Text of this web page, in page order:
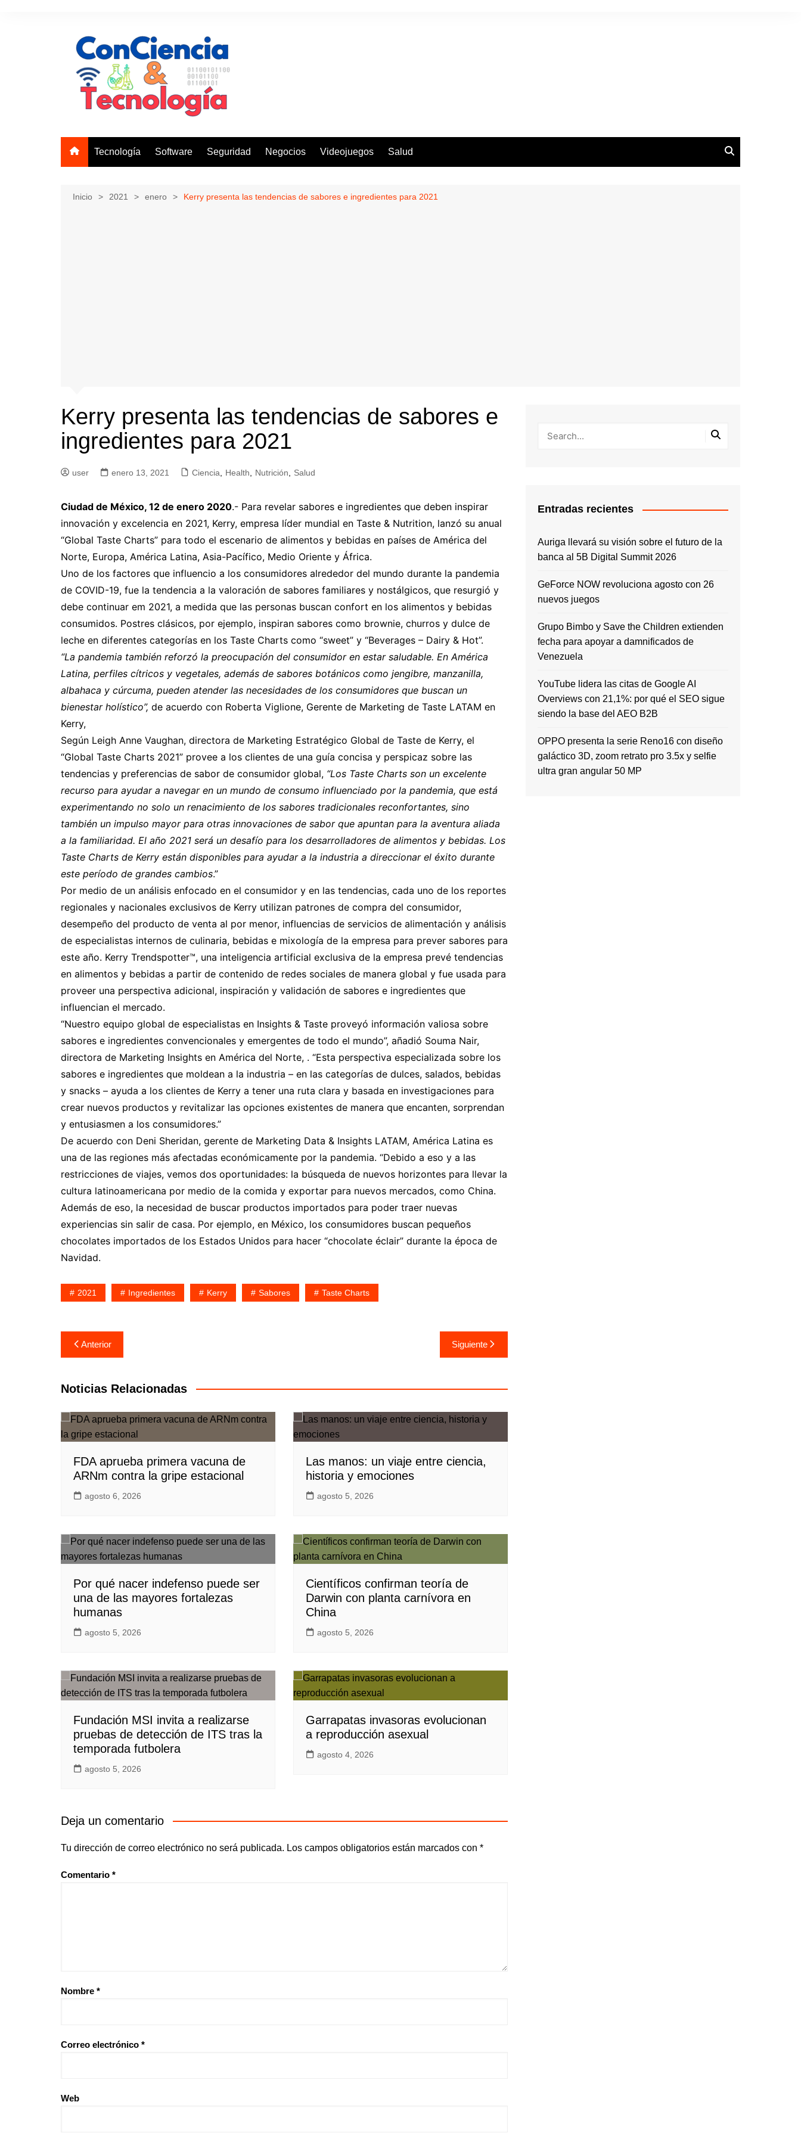
Tecnología Software Seguridad Negocios Videojuegos Salud
Inicio 2021 enero Kerry presenta las tendencias de sabores e ingredientes para 2021
Kerry presenta las tendencias de sabores e
ingredientes para 2021
user enero 13, 2021 Ciencia Health Nutrición Salud
Ciudad de México, 12 de enero 2020.- Para revelar sabores e ingredientes que deben inspirar
innovación y excelencia en 2021, Kerry, empresa líder mundial en Taste & Nutrition, lanzó su anual
“Global Taste Charts” para todo el escenario de alimentos y bebidas en países de América del
Norte, Europa, América Latina, Asia-Pacífico, Medio Oriente y África.
Uno de los factores que influencio a los consumidores alrededor del mundo durante la pandemia
de COVID-19, fue la tendencia a la valoración de sabores familiares y nostálgicos, que resurgió y
debe continuar em 2021, a medida que las personas buscan confort en los alimentos y bebidas
consumidos. Postres clásicos, por ejemplo, inspiran sabores como brownie, churros y dulce de
leche en diferentes categorías en los Taste Charts como “sweet” y “Beverages – Dairy & Hot”.
“La pandemia también reforzó la preocupación del consumidor en estar saludable. En América
Latina, perfiles cítricos y vegetales, además de sabores botánicos como jengibre, manzanilla,
albahaca y cúrcuma, pueden atender las necesidades de los consumidores que buscan un
bienestar holístico”, de acuerdo con Roberta Viglione, Gerente de Marketing de Taste LATAM en
Kerry,
Según Leigh Anne Vaughan, directora de Marketing Estratégico Global de Taste de Kerry, el
“Global Taste Charts 2021” provee a los clientes de una guía concisa y perspicaz sobre las
tendencias y preferencias de sabor de consumidor global, “Los Taste Charts son un excelente
recurso para ayudar a navegar en un mundo de consumo influenciado por la pandemia, que está
experimentando no solo un renacimiento de los sabores tradicionales reconfortantes, sino
también un impulso mayor para otras innovaciones de sabor que apuntan para la aventura aliada
a la familiaridad. El año 2021 será un desafío para los desarrolladores de alimentos y bebidas. Los
Taste Charts de Kerry están disponibles para ayudar a la industria a direccionar el éxito durante
este período de grandes cambios.”
Por medio de un análisis enfocado en el consumidor y en las tendencias, cada uno de los reportes
regionales y nacionales exclusivos de Kerry utilizan patrones de compra del consumidor,
desempeño del producto de venta al por menor, influencias de servicios de alimentación y análisis
de especialistas internos de culinaria, bebidas e mixología de la empresa para prever sabores para
este año. Kerry Trendspotter™, una inteligencia artificial exclusiva de la empresa prevé tendencias
en alimentos y bebidas a partir de contenido de redes sociales de manera global y fue usada para
proveer una perspectiva adicional, inspiración y validación de sabores e ingredientes que
influencian el mercado.
“Nuestro equipo global de especialistas en Insights & Taste proveyó información valiosa sobre
sabores e ingredientes convencionales y emergentes de todo el mundo”, añadió Souma Nair,
directora de Marketing Insights en América del Norte, . “Esta perspectiva especializada sobre los
sabores e ingredientes que moldean a la industria – en las categorías de dulces, salados, bebidas
y snacks – ayuda a los clientes de Kerry a tener una ruta clara y basada en investigaciones para
crear nuevos productos y revitalizar las opciones existentes de manera que encanten, sorprendan
y entusiasmen a los consumidores.”
De acuerdo con Deni Sheridan, gerente de Marketing Data & Insights LATAM, América Latina es
una de las regiones más afectadas económicamente por la pandemia. “Debido a eso y a las
restricciones de viajes, vemos dos oportunidades: la búsqueda de nuevos horizontes para llevar la
cultura latinoamericana por medio de la comida y exportar para nuevos mercados, como China.
Además de eso, la necesidad de buscar productos importados para poder traer nuevas
experiencias sin salir de casa. Por ejemplo, en México, los consumidores buscan pequeños
chocolates importados de los Estados Unidos para hacer “chocolate éclair” durante la época de
Navidad.
2021 Ingredientes Kerry Sabores Taste Charts
Navegación
de
entradas
Anterior Siguiente
Noticias Relacionadas
FDA aprueba primera vacuna de
ARNm contra la gripe estacional
agosto 6, 2026
Las manos: un viaje entre ciencia,
historia y emociones
agosto 5, 2026
Por qué nacer indefenso puede ser
una de las mayores fortalezas
humanas
agosto 5, 2026
Científicos confirman teoría de
Darwin con planta carnívora en
China
agosto 5, 2026
Fundación MSI invita a realizarse
pruebas de detección de ITS tras la
temporada futbolera
agosto 5, 2026
Garrapatas invasoras evolucionan
a reproducción asexual
agosto 4, 2026
Deja un comentario
Tu dirección de correo electrónico no será publicada. Los campos obligatorios están marcados con *
Comentario *
Nombre *
Correo electrónico *
Web
Entradas recientes
Auriga llevará su visión sobre el futuro de la
banca al 5B Digital Summit 2026
GeForce NOW revoluciona agosto con 26
nuevos juegos
Grupo Bimbo y Save the Children extienden
fecha para apoyar a damnificados de
Venezuela
YouTube lidera las citas de Google AI
Overviews con 21,1%: por qué el SEO sigue
siendo la base del AEO B2B
OPPO presenta la serie Reno16 con diseño
galáctico 3D, zoom retrato pro 3.5x y selfie
ultra gran angular 50 MP